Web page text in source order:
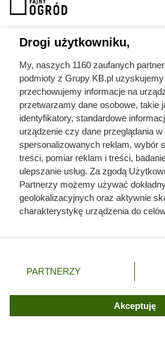
w zamku polskiego
Drogi użytkowniku,
My, naszych 1160 zaufanych
podmioty z Grupy KB.pl
przechowujemy informacje na
przetwarzamy dane osobowe, takie
identyfikatory, standardowe
urządzenie czy dane przeglądania
spersonalizowanych reklam, wybór
treści, pomiar reklam i treści,
ulepszanie usług. Za zgodą
Partnerzy możemy używać
geolokalizacyjnych oraz aktywnie
charakterystykę urządzenia do
zmienić/wycofać klikając przycisk
znajdujący się w lewym dolnym
użytkownika, ale masz prawo
przetwarzaniu. Preferencje będą
PARTNERZY
Akceptuję